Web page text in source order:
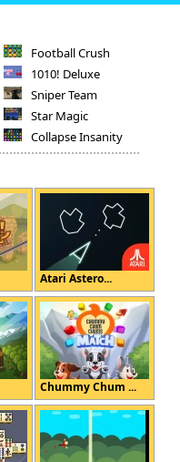
Football Crush
1010! Deluxe
Sniper Team
Star Magic
Collapse Insanity
Atari Astero...
Chummy Chum ...